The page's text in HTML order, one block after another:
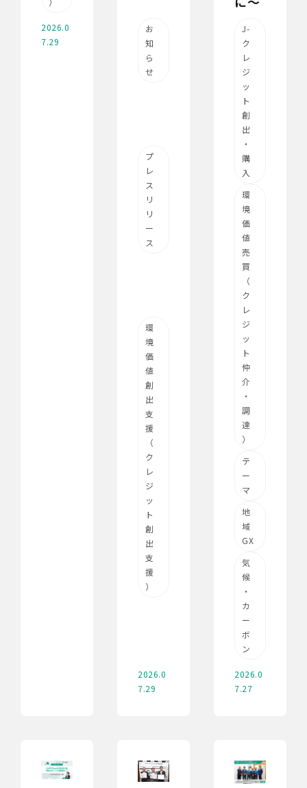
2026.0
7.29
お
知
ら
せ
プ
レ
ス
リ
リ
ー
ス
環
境
価
値
創
出
支
援
（
ク
レ
ジ
ッ
ト
創
出
支
援
）
2026.0
7.29
J-
ク
レ
ジ
ッ
ト
創
出
・
購
入
環
境
価
値
売
買
（
ク
レ
ジ
ッ
ト
仲
介
・
調
達
）
テ
ー
マ
地
域
GX
気
候
・
カ
ー
ボ
ン
2026.0
7.27